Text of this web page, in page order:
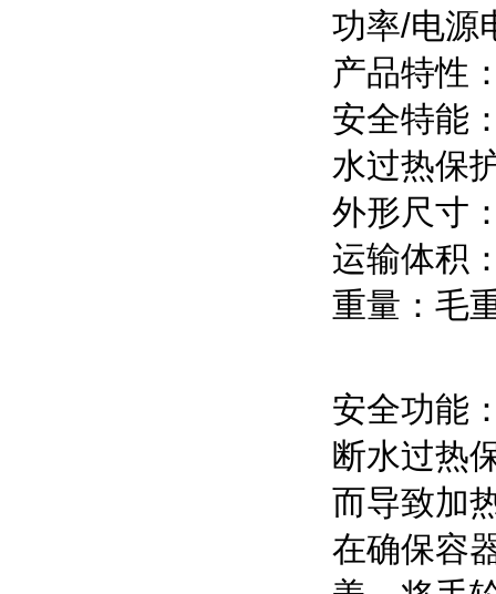
功率/电源
产品特性
安全特能
水过热保
外形尺寸
运输体积
重量：毛
安全功能
断水过热
而导致加
在确保容